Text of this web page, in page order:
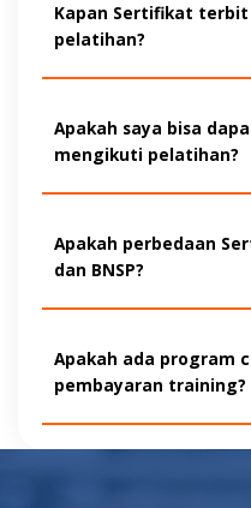
Kapan Sertifikat
pelatihan?
Apakah saya bisa
mengikuti pelatihan?
Apakah perbedaan
dan BNSP?
Apakah ada program
pembayaran training?